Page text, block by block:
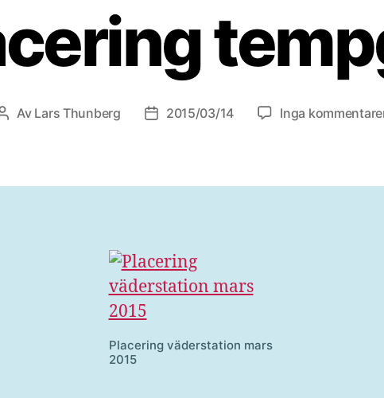
Inläggsförfattare
Av Lars Thunberg Inläggsdatum
2015/03/14 Inga
Placering väderstation mars
2015